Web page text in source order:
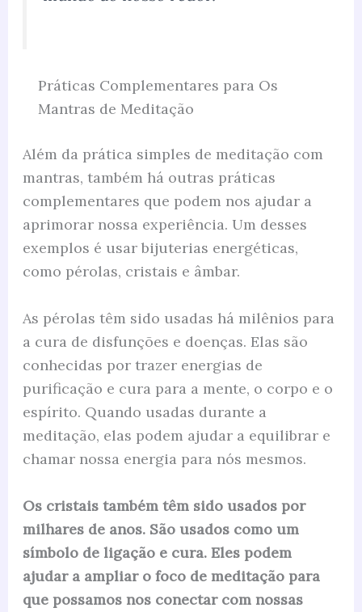
Práticas Complementares para Os
Mantras de Meditação
Além da prática simples de meditação com
mantras, também há outras práticas
complementares que podem nos ajudar a
aprimorar nossa experiência. Um desses
exemplos é usar bijuterias energéticas,
como pérolas, cristais e âmbar.
As pérolas têm sido usadas há milênios para
a cura de disfunções e doenças. Elas são
conhecidas por trazer energias de
purificação e cura para a mente, o corpo e o
espírito. Quando usadas durante a
meditação, elas podem ajudar a equilibrar e
chamar nossa energia para nós mesmos.
Os cristais também têm sido usados ​​por
milhares de anos. São usados ​​como um
símbolo de ligação e cura. Eles podem
ajudar a ampliar o foco de meditação para
que possamos nos conectar com nossas